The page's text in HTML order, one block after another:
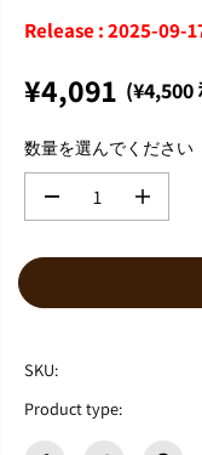
Release : 2025-09-
通
価
格
¥4,091 (¥4,500
数量を選んでください
O
『
数
SKU:
Product type: